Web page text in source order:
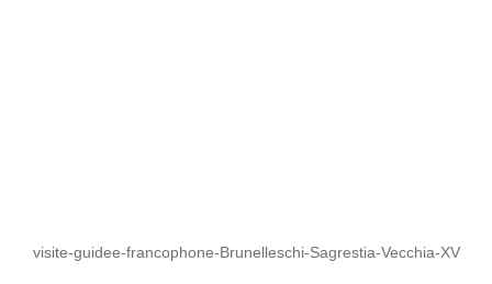
visite-guidee-francophone-Brunelleschi-Sagrestia-Vecchia-XV